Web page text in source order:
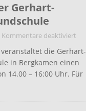
Gerhart-
Kommentare deaktiviert
veranstaltet die Gerhart-
in Bergkamen einen
14.00 – 16:00 Uhr. Für